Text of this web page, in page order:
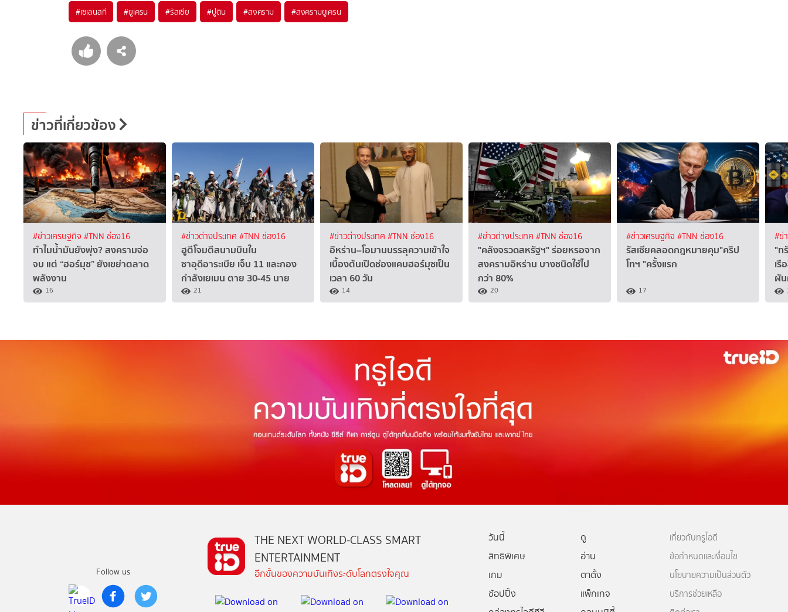
#เซเลนสกี #ยูเครน #รัสเซีย #ปูติน #สงคราม #สงครามยูเครน
ข่าวที่เกี่ยวข้อง
#ข่าวเศรษฐกิจ #TNN ช่อง16
ทำไมน้ำมันยังพุ่ง? สงครามจ่อ
จบ แต่ “ฮอร์มุซ” ยังเขย่าตลาด
พลังงาน
16
#ข่าวต่างประเทศ #TNN ช่อง16
ฮูตีโจมตีสนามบินใน
ซาอุดีอาระเบีย เจ็บ 11 และกอง
กำลังเยเมน ตาย 30-45 นาย
21
#ข่าวต่างประเทศ #TNN ช่อง16
อิหร่าน–โอมานบรรลุความเข้าใจ
เบื้องต้นเปิดช่องแคบฮอร์มุซเป็น
เวลา 60 วัน
14
#ข่าวต่างประเทศ #TNN ช่อง16
"คลังจรวดสหรัฐฯ" ร่อยหรอจาก
สงครามอิหร่าน บางชนิดใช้ไป
กว่า 80%
20
#ข่าวเศรษฐกิจ #TNN ช่อง16
รัสเซียคลอดกฎหมายคุม"คริป
โทฯ "ครั้งแรก
17
#ข่
"ท
เ
ผั
Follow us
THE NEXT WORLD-CLASS SMART
ENTERTAINMENT
อีกขั้นของความบันเทิงระดับโลกตรงใจคุณ
วันนี้
ดู
สิทธิพิเศษ
อ่าน
เกม
ตาตั้ง
ช้อปปิ้ง
แพ็กเกจ
เกี่ยวกับทรูไอดี
ข้อกำหนดและเงื่อนไข
นโยบายความเป็นส่วนตัว
บริการช่วยเหลือ